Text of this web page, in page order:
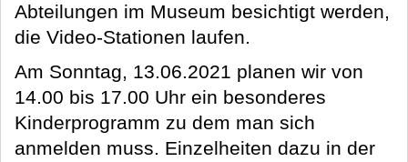
Abteilungen im Museum besichtigt werden,
die Video-Stationen laufen.
Am Sonntag, 13.06.2021 planen wir von
14.00 bis 17.00 Uhr ein besonderes
Kinderprogramm zu dem man sich
anmelden muss. Einzelheiten dazu in der